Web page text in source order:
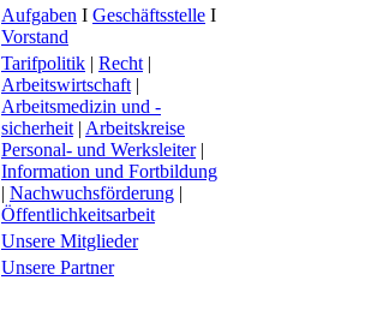
Aufgaben I Geschäftsstelle I
Vorstand
Tarifpolitik | Recht |
Arbeitswirtschaft |
Arbeitsmedizin und -
sicherheit | Arbeitskreise
Personal- und Werksleiter|
Information und Fortbildung
| Nachwuchsförderung |
Öffentlichkeitsarbeit
Unsere Mitglieder
Unsere Partner